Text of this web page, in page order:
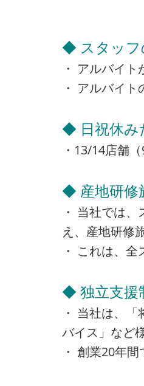
◆ スタッフ
・ アルバイ
・ アルバイ
◆ 日祝休み
・13/14店舗
◆ 産地研修
・ 当社では
え、産地研修
・ これは、
◆ 独立支援
・ 当社は、
バイス」など
・ 創業20年